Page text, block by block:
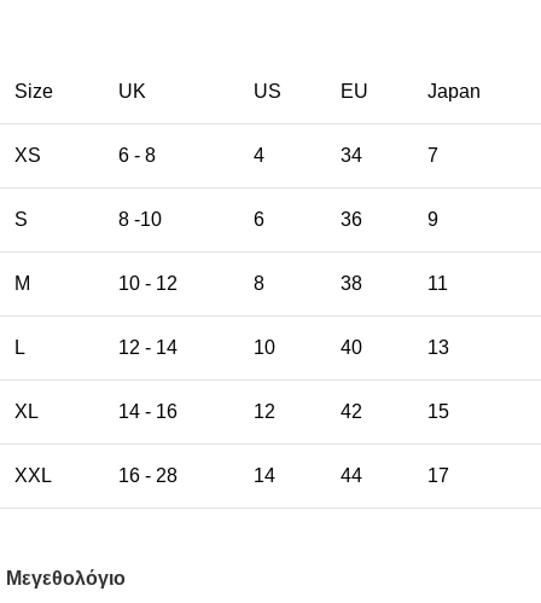
Size UK US EU Japan
XS 6 - 8 4 34 7
S 8 -10 6 36 9
M 10 - 12 8 38 11
L 12 - 14 10 40 13
XL 14 - 16 12 42 15
XXL 16 - 28 14 44 17
Μεγεθολόγιο